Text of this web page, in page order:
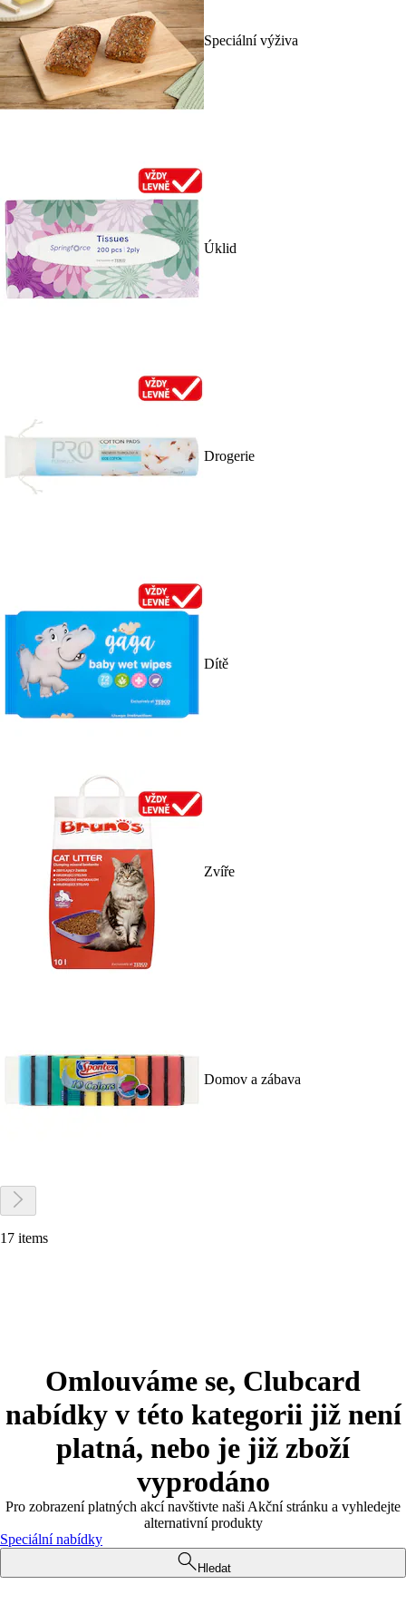
Speciální výživa
Úklid
Drogerie
Dítě
Zvíře
Domov a zábava
17 items
Omlouváme se, Clubcard
nabídky v této kategorii již není
platná, nebo je již zboží
vyprodáno
Pro zobrazení platných akcí navštivte naši Akční stránku a vyhledejte
alternativní produkty
Speciální nabídky
Hledat